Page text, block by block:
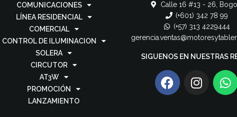
COMUNICACIONES
LÍNEA RESIDENCIAL
COMERCIAL
CONTROL DE ILUMINACION
SOLERA
CIRCUTOR
AT3W
PROMOCIÓN
LANZAMIENTO
Calle 16 #13 - 26,
(+601) 342 78 99
(+57) 313 4229444
SIGUENOS EN NUESTRAS